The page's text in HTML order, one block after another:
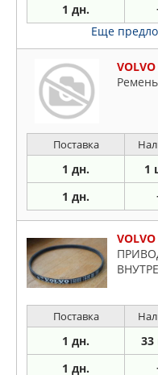
1 дн.
Еще
Поставка
1 дн. 1
1 дн.
Поставка
1 дн.
1 дн.